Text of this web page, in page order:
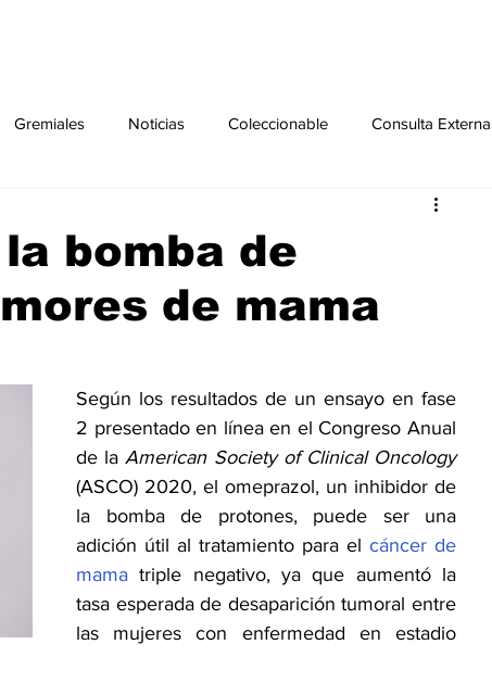
Gremiales Noticias Coleccionable Consulta Externa
Publicaciones
especial Coleccionable especial
especial
especial dia mundial de la diabetes
bomba de
de mama
Según los resultados de un ensayo en fase
2 presentado en línea en el Congreso Anual
de la
American Society of Clinical Oncology
(ASCO) 2020, el omeprazol, un inhibidor de
la bomba de protones, puede ser una
adición útil al tratamiento para el cáncer de
mama triple negativo, ya que aumentó la
tasa esperada de desaparición tumoral entre
las mujeres con enfermedad en estadio